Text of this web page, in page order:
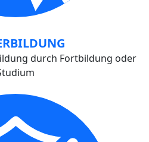
durch Fortbildung oder